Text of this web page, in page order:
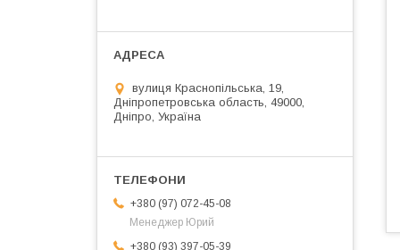
вулиця Краснопільська, 19,
Дніпропетровська область, 49000,
Дніпро, Україна
+380 (97) 072-45-08
Менеджер Юрий
+380 (93) 397-05-39